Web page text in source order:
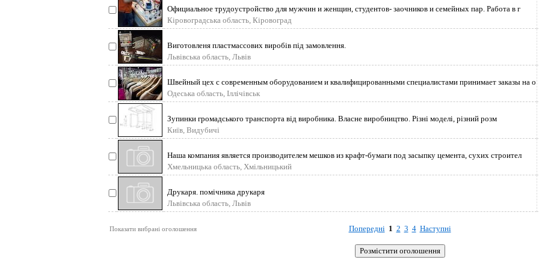
Официальное трудоустройство для мужчин и женщин, студентов- заочников и семейных пар. Работа в г
Кіровоградська область, Кіровоград
Виготовленя пластмассових виробів під замовлення.
Львівська область, Львів
Швейный цех с современным оборудованием и квалифицированными специалистами принимает заказы на о
Одеська область, Іллічівськ
Зупинки громадського транспорта від виробника. Власне виробництво. Різні моделі, різний розм
Київ, Видубичі
Наша компания является производителем мешков из крафт-бумаги под засыпку цемента, сухих строител
Хмельницька область, Хмільницький
Друкаря. помічника друкаря
Львівська область, Львів
Показати вибрані оголошення Попередні 1 2 3 4 Наступні